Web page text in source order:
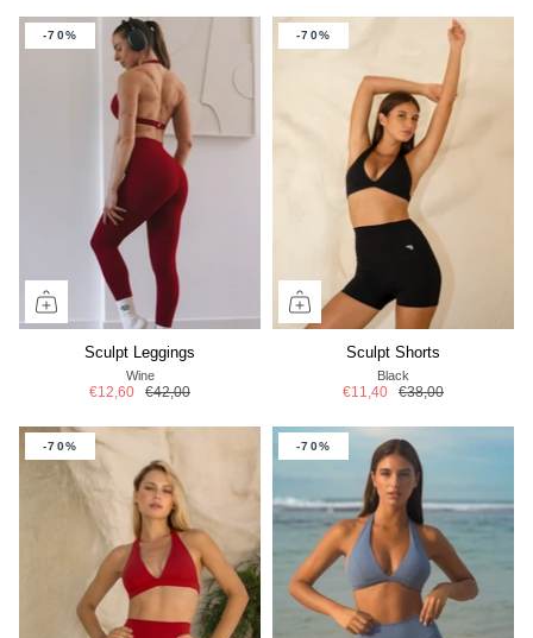
-70%
Sculpt Leggings
Wine
€12,60 €42,00
-70%
Sculpt Shorts
Black
€11,40 €38,00
-70% -70%